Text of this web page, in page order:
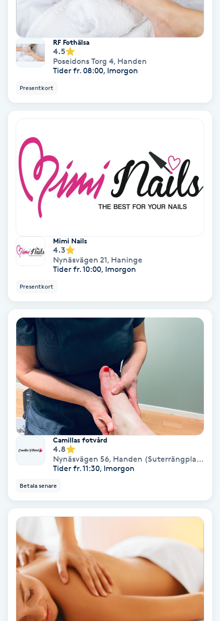
IPL hårborttagning
IR-massage
Japansk massage
Katun fransar
Kemisk peeling
Keratinbehandling
Kinesisk medicin
Klippning
Klippning & Slingor
Klippning ungdom
Koppningsmassage
Kosmetisk tatuering
Kostrådgivning
Kroppsinpackning
Kroppspeeling
Käkledsbehandling
Kärlbehandling
RF Fothälsa
4.5
Poseidons Torg 4, Handen
Tider fr. 08:00, Imorgon
Presentkort
Mimi Nails
4.3
Nynäsvägen 21, Haninge
Tider fr. 10:00, Imorgon
Presentkort
Camillas fotvård
4.8
Nynäsvägen 56, Handen (Suterrängplan mot Rudan )
Tider fr. 11:30, Imorgon
Betala senare